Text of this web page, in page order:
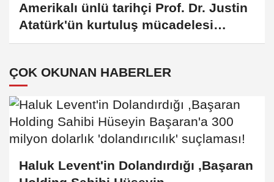
Amerikalı ünlü tarihçi Prof. Dr. Justin
Atatürk'ün kurtuluş mücadelesi
olmasaydı Türklere ne olacağını
ÇOK OKUNAN HABERLER
Haluk Levent'in Dolandırdığı ,Başaran